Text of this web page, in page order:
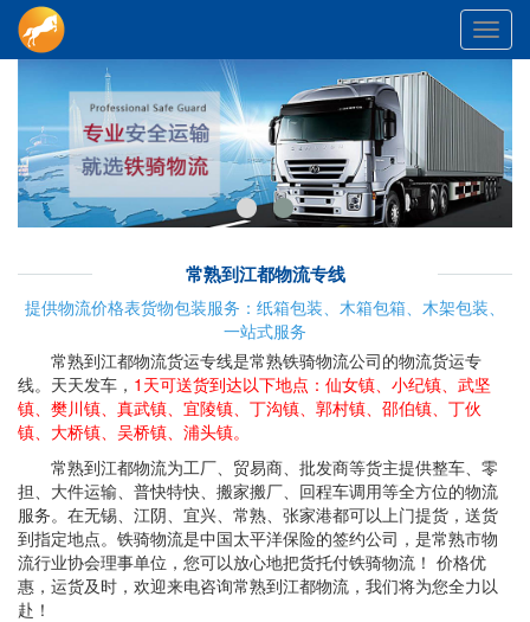
常熟到江都物流专线
提供物流价格表货物包装服务：纸箱包装、木箱包箱、木架包装、
一站式服务
常熟到江都物流货运专线是常熟铁骑物流公司的物流货运专
线。天天发车， 1天可送货到达以下地点：仙女镇、小纪镇、武坚
镇、樊川镇、真武镇、宜陵镇、丁沟镇、郭村镇、邵伯镇、丁伙
镇、大桥镇、吴桥镇、浦头镇。
常熟到江都物流为工厂、贸易商、批发商等货主提供整车、零
担、大件运输、普快特快、搬家搬厂、回程车调用等全方位的物流
服务。在无锡、江阴、宜兴、常熟、张家港都可以上门提货，送货
到指定地点。铁骑物流是中国太平洋保险的签约公司，是常熟市物
流行业协会理事单位，您可以放心地把货托付铁骑物流！ 价格优
惠，运货及时，欢迎来电咨询常熟到江都物流，我们将为您全力以
赴！